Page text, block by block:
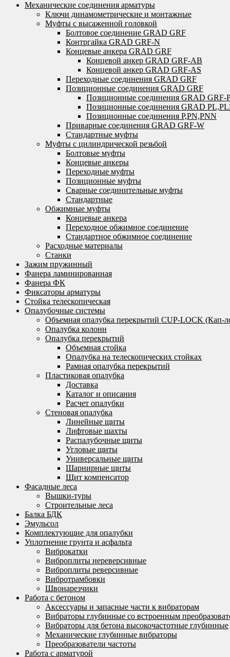
Механические соединения арматуры
Ключи динамометрические и монтажные
Муфты с высаженной головкой
Болтовое соединение GRAD GRF
Контргайка GRAD GRF-N
Концевые анкера GRAD GRF
Концевой анкер GRAD GRF-AB
Концевой анкер GRAD GRF-AS
Переходные соединения GRAD GRF
Позиционные соединения GRAD GRF
Позиционные соединения GRAD GRF-
Позиционные соединения GRAD
Позиционные соединения P,PN,PNN
Приварные соединения GRAD GRF-W
Стандартные муфты
Муфты с цилиндрической резьбой
Болтовые муфты
Концевые анкеры
Переходные муфты
Позиционные муфты
Сварные соединительные муфты
Стандартные
Обжимные муфты
Концевые анкера
Переходное обжимное соединение
Стандартное обжимное соединение
Расходные материалы
Станки
Зажим пружинный
Фанера ламинированная
Фанера ФК
Фиксаторы арматуры
Стойка телескопическая
Опалубочные системы
Объемная опалубка перекрытий CUP-LOCK (Кап-
Опалубка колонн
Опалубка перекрытий
Объемная стойка
Опалубка на телескопических стойках
Рамная опалубка перекрытий
Пластиковая опалубка
Доставка
Каталог и описания
Расчет опалубки
Стеновая опалубка
Линейные щиты
Лифтовые шахты
Распалубочные щиты
Угловые щиты
Универсальные щиты
Шарнирные щиты
Щит компенсатор
Фасадные леса
Вышки-туры
Строительные леса
Балка БДК
Эмульсол
Комплектующие для опалубки
Уплотнение грунта и асфальта
Виброкатки
Виброплиты нереверсивные
Виброплиты реверсивные
Вибротрамбовки
Швонарезчики
Работа с бетоном
Аксессуары и запасные части к вибраторам
Вибраторы глубинные со встроенным
Вибраторы для бетона высокочастотные глубинные
Механические глубинные вибраторы
Преобразователи частоты
Работа с арматурой